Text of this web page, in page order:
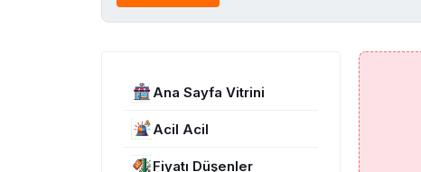
Ana Sayfa Vitrini
Acil Acil
Fiyatı Düşenler